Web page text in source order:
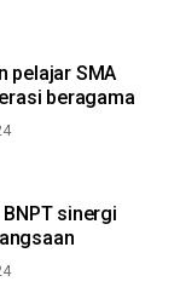
pelajar SMA
beragama
sinergi